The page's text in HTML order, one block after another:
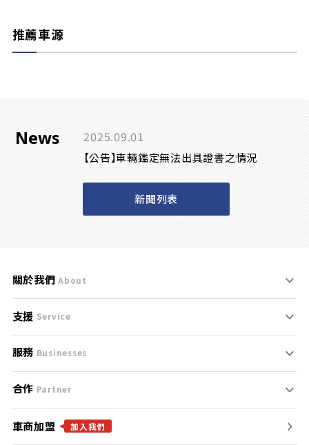
推薦車源
News 2025.09.01
【公告】車輛鑑定無法出具證書之情況
新聞列表
關於我們 About
刊登規範
服務條款
免責聲明
隱私權政策
支援 Service
支援中心
聯絡我們
服務 Businesses
什麼是Goo鑑定？
找好車
合作 Partner
合作夥伴
車商加盟 加入我們